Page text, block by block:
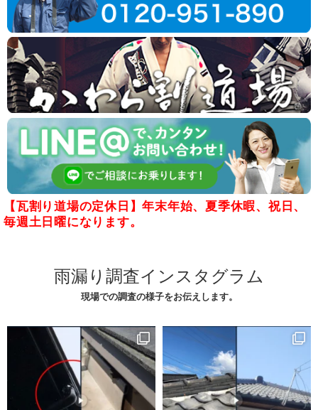
【瓦割り道場の定休日】年末年始、夏季休暇、祝日、
毎週土日曜になります。
雨漏り調査インスタグラム
現場での調査の様子をお伝えします。